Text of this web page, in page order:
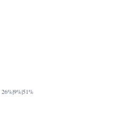
26%|9%|51%